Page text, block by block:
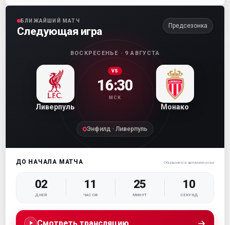
БЛИЖАЙШИЙ МАТЧ
Следующая игра Предсезонка
ВОСКРЕСЕНЬЕ · 9 АВГУСТА
Ливерпуль
VS
16:30
МСК
Монако
Энфилд · Ливерпуль
ДО НАЧАЛА МАТЧА Обновляется автоматически
02
ДНЕЙ
11
ЧАСОВ
25
МИНУТ
09
СЕКУНД